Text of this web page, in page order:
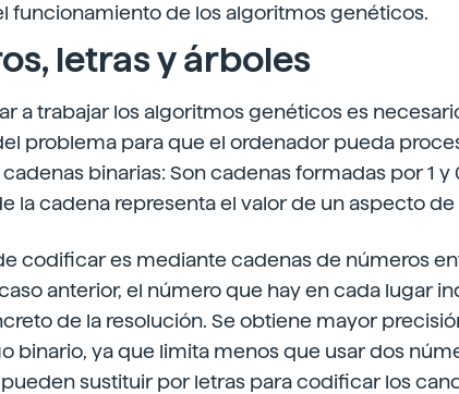
funcionamiento de los algoritmos genéticos.
letras y árboles
a trabajar los algoritmos genéticos es
problema para que el ordenador pueda
binarias: Son cadenas formadas por 1 y
la cadena representa el valor de un aspecto de
codificar es mediante cadenas de números
anterior, el número que hay en cada lugar
de la resolución. Se obtiene mayor
binario, ya que limita menos que usar dos
sustituir por letras para codificar los